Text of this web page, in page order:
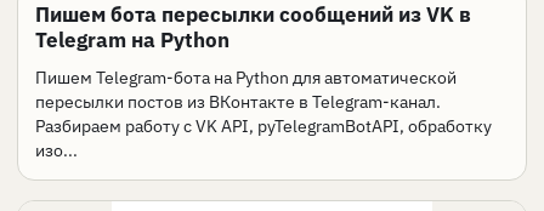
Пишем бота пересылки сообщений из VK в
Telegram на Python
Пишем Telegram-бота на Python для автоматической
пересылки постов из ВКонтакте в Telegram-канал.
Разбираем работу с VK API, pyTelegramBotAPI, обработку
изо...